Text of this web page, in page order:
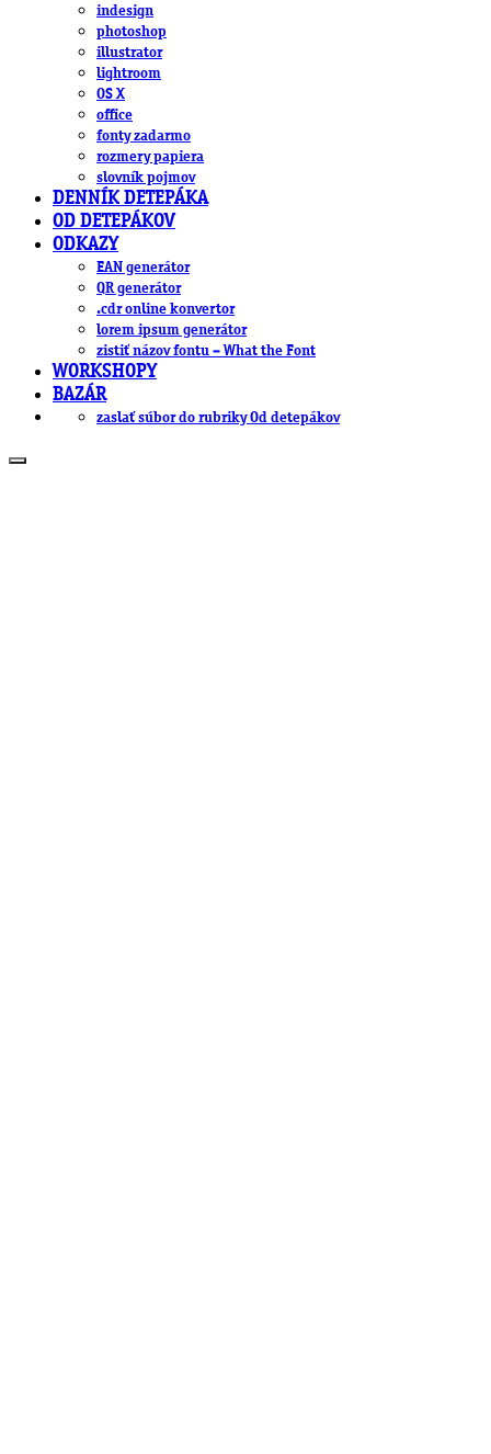
indesign
photoshop
illustrator
lightroom
OS X
office
fonty zadarmo
rozmery papiera
slovník pojmov
DENNÍK DETEPÁKA
OD DETEPÁKOV
ODKAZY
EAN generátor
QR generátor
.cdr online konvertor
lorem ipsum generátor
zistiť názov fontu – What the Font
WORKSHOPY
BAZÁR
zaslať súbor do rubriky Od detepákov